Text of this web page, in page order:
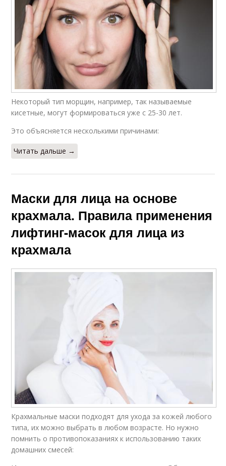
Некоторый тип морщин, например, так называемые
кисетные, могут формироваться уже с 25-30 лет.
Это объясняется несколькими причинами:
Читать дальше →
Маски для лица на основе
крахмала. Правила применения
лифтинг-масок для лица из
крахмала
Крахмальные маски подходят для ухода за кожей любого
типа, их можно выбрать в любом возрасте. Но нужно
помнить о противопоказаниях к использованию таких
домашних смесей: